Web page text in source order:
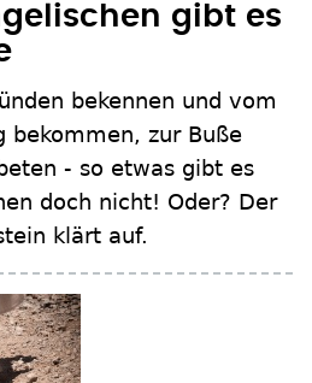
gibt es
bekennen und vom
bekommen, zur Buße
- so etwas gibt es
doch nicht! Oder? Der
klärt auf.